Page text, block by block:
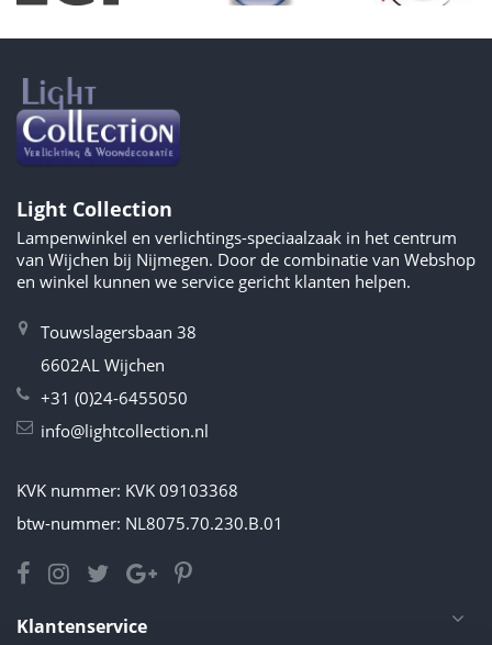
Light Collection
Lampenwinkel en verlichtings-speciaalzaak in het centrum
van Wijchen bij Nijmegen. Door de combinatie van Webshop
en winkel kunnen we service gericht klanten helpen.
Touwslagersbaan 38
6602AL Wijchen
+31 (0)24-6455050
info@lightcollection.nl
KVK nummer: KVK 09103368
btw-nummer: NL8075.70.230.B.01
Klantenservice